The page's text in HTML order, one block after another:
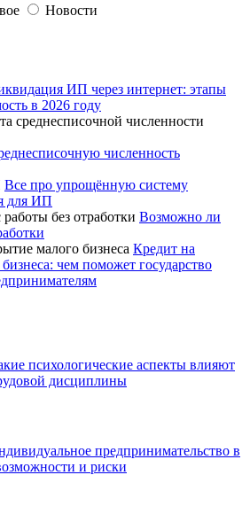
Новости
ИП через интернет: этапы
в 2026 году
численность
Все про упрощённую систему
для ИП
Возможно ли
Кредит на
чем поможет государство
психологические аспекты влияют
дисциплины
предпринимательство в
и риски